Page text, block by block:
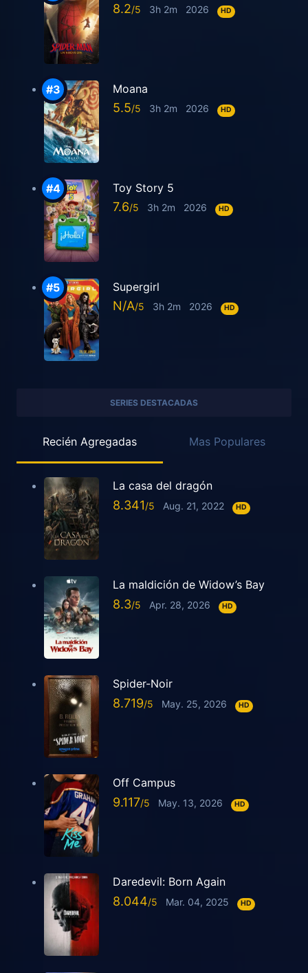
8.2 3h 2m 2026 HD
Moana
5.5 3h 2m 2026 HD
Toy Story 5
7.6 3h 2m 2026 HD
Supergirl
N/A 3h 2m 2026 HD
SERIES DESTACADAS
Recién Agregadas Mas Populares
La casa del dragón
8.341 Aug. 21, 2022 HD
La maldición de Widow’s Bay
8.3 Apr. 28, 2026 HD
Spider-Noir
8.719 May. 25, 2026 HD
Off Campus
9.117 May. 13, 2026 HD
Daredevil: Born Again
8.044 Mar. 04, 2025 HD